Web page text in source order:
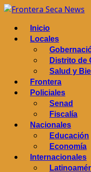
Saltar
contenido
Menú
principal
Inicio
Locales
Distrito de
Salud y
Frontera
Policiales
Senad
Fiscalía
Nacionales
Educación
Economía
Internacionales